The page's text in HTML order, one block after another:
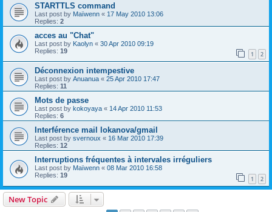
STARTTLS command
Last post by Maïwenn « 17 May 2010 13:06
Replies: 2
acces au "Chat"
Last post by Kaolyn « 30 Apr 2010 09:19
Replies: 19 1 2
Déconnexion intempestive
Last post by Anuanua « 25 Apr 2010 17:47
Replies: 11
Mots de passe
Last post by kokoyaya « 14 Apr 2010 11:53
Replies: 6
Interférence mail lokanova/gmail
Last post by svernoux « 16 Mar 2010 17:39
Replies: 12
Interruptions fréquentes à intervales irréguliers
Last post by Maïwenn « 08 Mar 2010 16:58
Replies: 19 1 2
New Topic